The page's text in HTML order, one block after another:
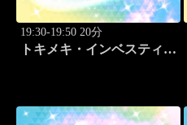
19:30-19:50 20分
トキメキ・インベスティン